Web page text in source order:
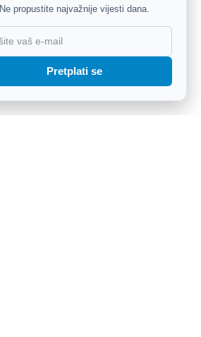
Ne propustite najvažnije vijesti dana.
Pretplati se